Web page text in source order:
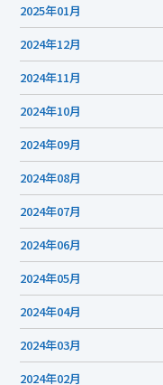
2025年01月
2024年12月
2024年11月
2024年10月
2024年09月
2024年08月
2024年07月
2024年06月
2024年05月
2024年04月
2024年03月
2024年02月